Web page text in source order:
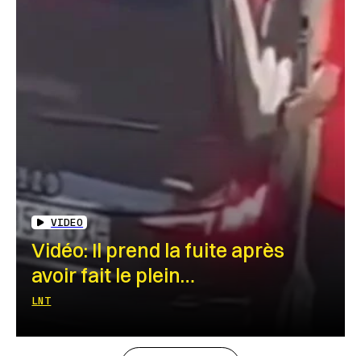
VIDEO
Vidéo: Il prend la fuite après
avoir fait le plein…
LNT